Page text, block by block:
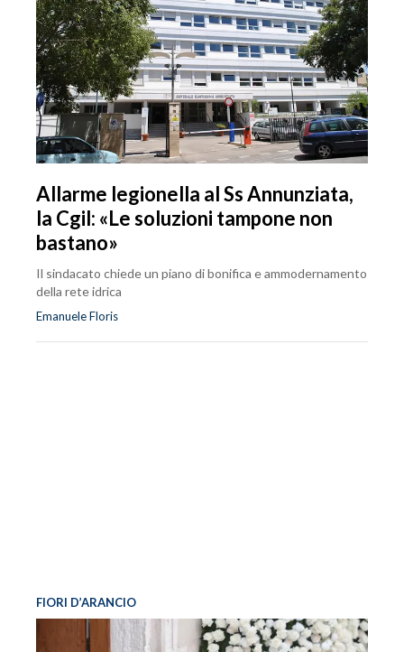
Allarme legionella al Ss Annunziata,
la Cgil: «Le soluzioni tampone non
bastano»
Il sindacato chiede un piano di bonifica e ammodernamento
della rete idrica
Emanuele Floris
FIORI D’ARANCIO